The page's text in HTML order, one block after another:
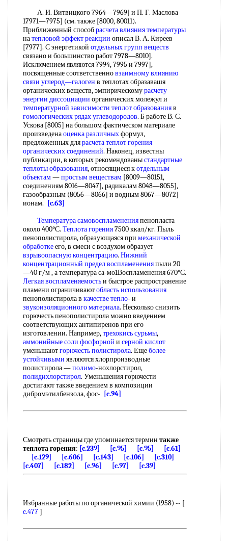
А. И. Витвицкого 7964—7969] и П. Г. Маслова
17971—7975] (см. также [8000, 80011).
Приближенный способрасчета влияния температуры
натепловой эффект реакции описал В. А. Киреев
[7977]. С энергетикой отдельных групп веществ
связано и большинство работ 7978—8010].
Исключением являются 7994, 7995 и 7997],
посвященные соответственновзаимному влиянию
связи углерод—галоген в теплотах образавашя
ортанических веществ, эмпирическомурасчету
энергии диссоциации органических молежул и
температурной зависимости теплот образованияв
гомологических рядах углеводородов. Б работе В. С.
Ускова [8005] на большом фактическом материале
произведенаоценка различныхформул,
предложенных длярасчета теплот горения
органических соединений. Наконец, известны
публикации, в которых рекомендованыстандартные
теплоты образования, относящиеся котдельным
объектам—простым веществам [8009—80151,
соединениям 8016—8047], радикалам 8048—8055],
газообразным (8056—8066] и водным 8067—8072]
ионам.
[c.63]
Температура самовоспламененияпенопласта
около 400°С. Теплота горения7500 ккал/кг. Пыль
пенополистирола, образующаяся при механической
обработкеего, в смеси с воздухом образует
взрывоопасную концентрацию. Нижний
концентрационный предел воспламененияпыли 20
—40 г/м , а температура са-мо1Воспламенения 670°С.
Легкая воспламеняемостьи быстрое распространение
пламени ограничиваютобласть использования
пенополистирола в качестве тепло- и
звукоизоляционного материала. Несколько снизить
горючесть пенополистирола можно введением
соответствующих антипиренов при его
изготовлении. Например,трехокись сурьмы,
аммонийные соли фосфорной и серной кислот
уменьшаютгорючесть полистирола. Ещеболее
устойчивыми являются хлорпроизводные
полистирола —полимо-нохлорстирол,
полидихлорстирол. Уменьшения горючести
достигают также введением в композиции
дибромэтилбензола, фос-
[c.94]
Смотреть страницы где упоминается термин также
теплота горения: [c.239] [c.95] [c.95]
[c.61]
[c.129]
[c.606] [c.143] [c.106]
[c.310]
[c.407]
[c.182] [c.96] [c.97] [c.39]
Избранные работы по органической химии (1958) -- [
c.477]